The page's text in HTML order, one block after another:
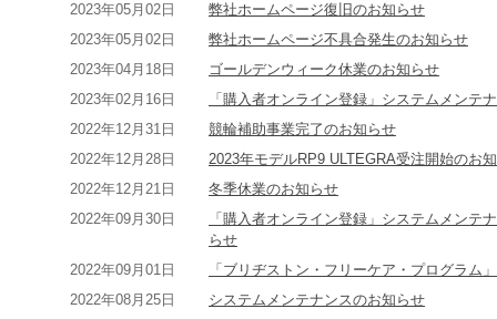
2023年05月02日
弊社ホームページ復旧のお知らせ
2023年05月02日
弊社ホームページ不具合発生のお知らせ
2023年04月18日
ゴールデンウィーク休業のお知らせ
2023年02月16日
「購入者オンライン登録」システムメンテ
2022年12月31日
競輪補助事業完了のお知らせ
2022年12月28日
2023年モデルRP9 ULTEGRA受注開始のお
2022年12月21日
冬季休業のお知らせ
2022年09月30日
「購入者オンライン登録」システムメンテ
らせ
2022年09月01日
「ブリヂストン・フリーケア・プログラム
2022年08月25日
システムメンテナンスのお知らせ